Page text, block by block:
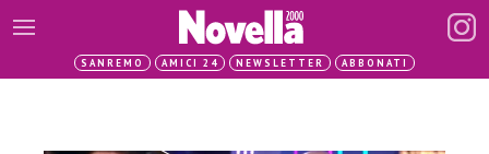
SANREMO AMICI 24 NEWSLETTER ABBONATI